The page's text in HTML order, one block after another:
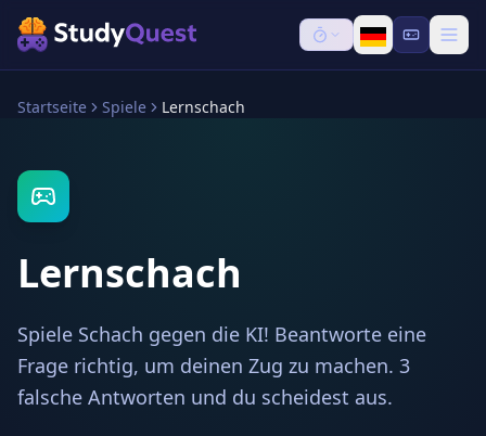
Startseite Spiele Lernschach
Lernschach
Spiele Schach gegen die KI! Beantworte eine
Frage richtig, um deinen Zug zu machen. 3
falsche Antworten und du scheidest aus.